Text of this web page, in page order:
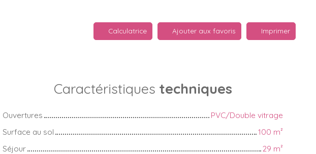
Calculatrice Ajouter aux favoris Imprimer
Caractéristiques techniques
Ouvertures
PVC/Double vitrage
Surface au sol
100 m²
Séjour
29 m²